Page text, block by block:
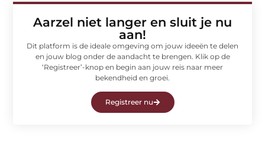
Aarzel niet langer en sluit je nu
aan!
Dit platform is de ideale omgeving om jouw ideeën te delen
en jouw blog onder de aandacht te brengen. Klik op de
‘Registreer’-knop en begin aan jouw reis naar meer
bekendheid en groei.
Registreer nu